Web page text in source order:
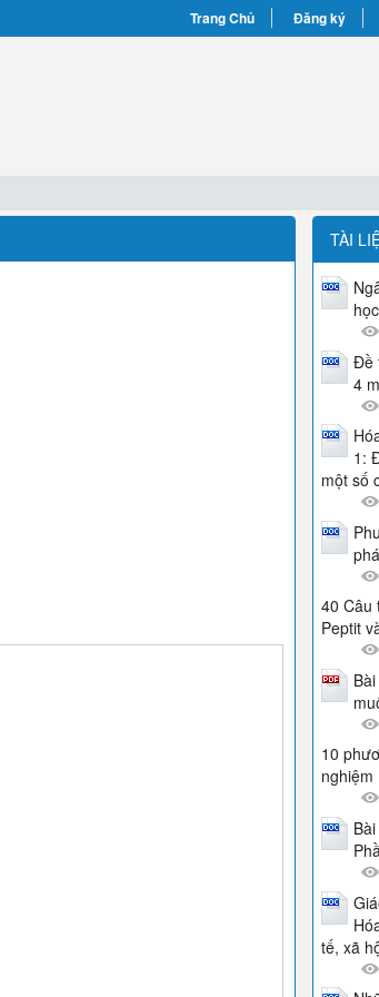
Trang Chủ Đăng ký
TÀI
Đề
4
1:
một số
40 Câu
Peptit
10
nghiệm
tế, xã